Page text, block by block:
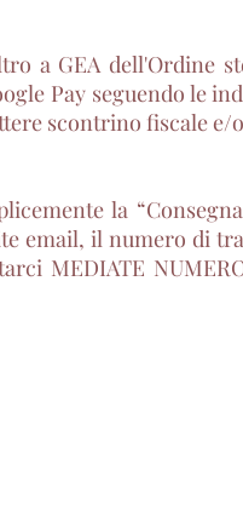
a GEA dell'Ordine
Pay seguendo le
scontrino fiscale
la
email, il numero di
MEDIATE